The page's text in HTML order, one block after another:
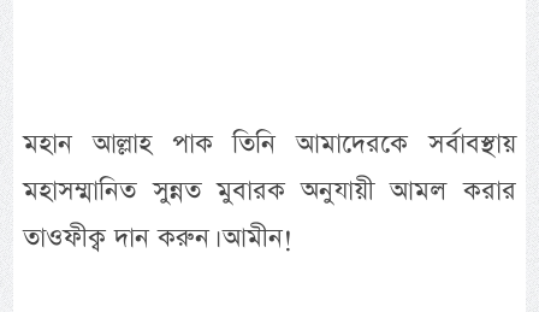
মহান আল্লাহ পাক তিনি আমাদেরকে সর্বাবস্থায়
মহাসম্মানিত সুন্নত মুবারক অনুযায়ী আমল করার
তাওফীক্ব দান করুন। আমীন!